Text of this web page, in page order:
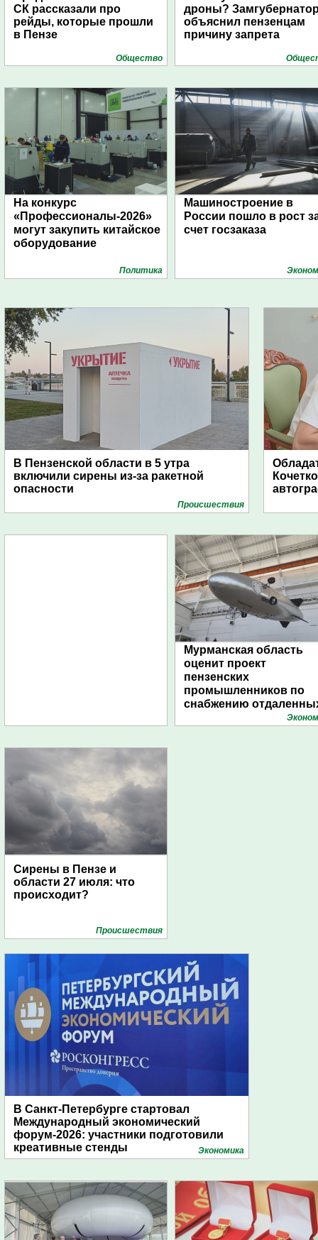
СК рассказали про
рейды, которые прошли
в Пензе
Общество
дроны?
объяснил пензенцам
причину запрета
На конкурс
«Профессионалы-2026»
могут закупить китайское
оборудование
Политика
Машиностроение в
России пошло в рост
счет госзаказа
В Пензенской области в 5 утра
включили сирены из-за ракетной
опасности
Проиcшествия
Мурманская область
оценит проект
пензенских
промышленников по
снабжению
поселений с помощью
Сирены в Пензе и
области 27 июля: что
происходит?
Проиcшествия
В Санкт-Петербурге стартовал
Международный экономический
форум-2026: участники подготовили
креативные стенды
Экономика